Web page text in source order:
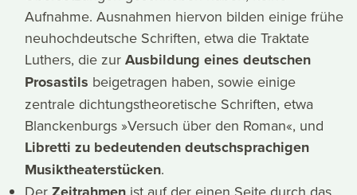
Aufnahme. Ausnahmen hiervon bilden einige frühe
neuhochdeutsche Schriften, etwa die Traktate
Luthers, die zurAusbildung eines deutschen
Prosastils beigetragen haben, sowie einige
zentrale dichtungstheoretische Schriften, etwa
Blanckenburgs »Versuch über den Roman«, und
Libretti zu bedeutenden deutschsprachigen
Musiktheaterstücken.